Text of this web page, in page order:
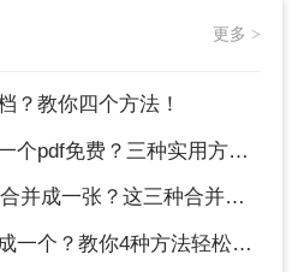
Print to PDF”作为打
生成一个新的包含所有选定
入需要合并的第一个PDF文
”>“插入页面”>“从文件”，
进行保存。那么，怎么合并两个
更多 >
？教你四个方法！
免费？三种实用方法分享！
张？这三种合并方法学习一下!
？教你4种方法轻松完成合并！